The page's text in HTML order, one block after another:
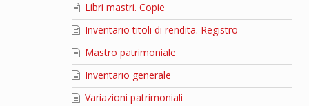
Libri mastri. Copie
Inventario titoli di rendita. Registro
Mastro patrimoniale
Inventario generale
Variazioni patrimoniali